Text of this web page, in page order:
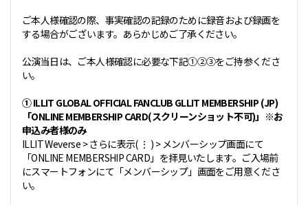
ご本人様確認の際、事実確認の記録のために録音および録画を
する場合がございます。あらかじめご了承ください。
公演当日は、ご本人様確認に必要な下記①②③をご持参くださ
い。
① ILLIT GLOBAL OFFICIAL FANCLUB GLLIT MEMBERSHIP (JP)
「ONLINE MEMBERSHIP CARD(スクリーンショット不可)」※お
申込み者様のみ
ILLIT Weverse > さらに表示( ⋮ ) > メンバーシップ画面にて
「ONLINE MEMBERSHIP CARD」を拝見いたします。ご入場前
にスマートフォンにて「メンバーシップ」画面をご用意くださ
い。